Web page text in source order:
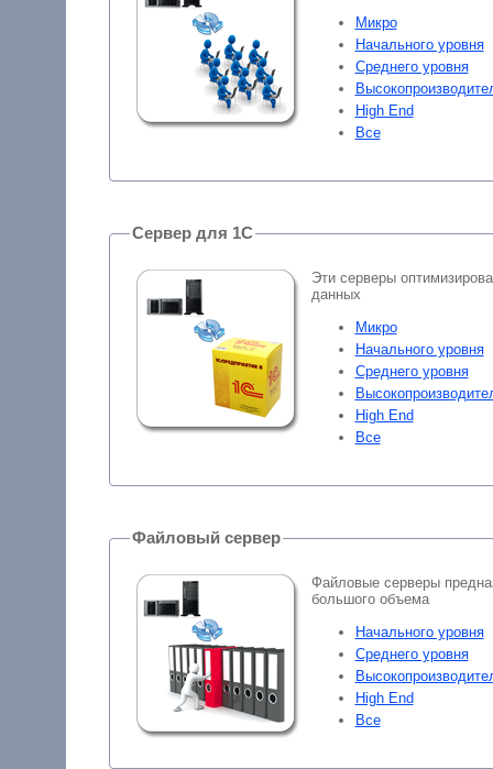
Микро
Начального уровня
Среднего уровня
High End
Все
Сервер для 1С
Эти серверы
данных
Микро
Начального уровня
Среднего уровня
High End
Все
Файловый сервер
Файловые серверы
большого объема
Начального уровня
Среднего уровня
High End
Все